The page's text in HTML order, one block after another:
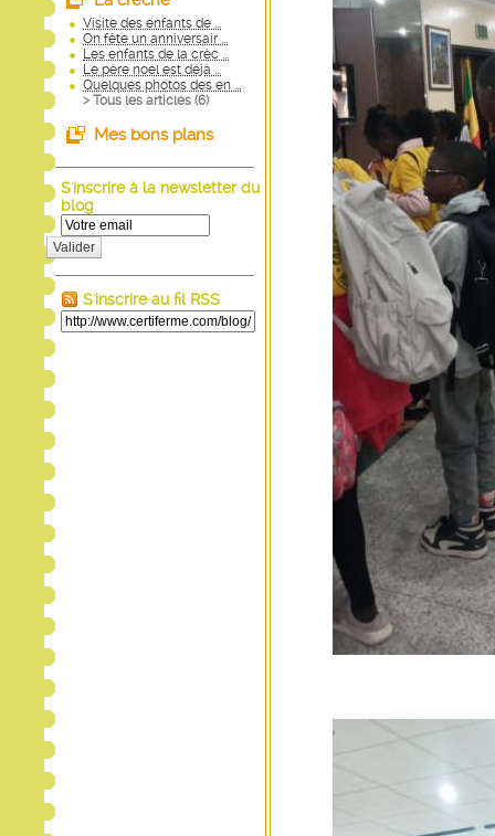
Visite des enfants de ...
On fête un anniversair ...
Les enfants de la crèc ...
Le père noel est déjà ...
Quelques photos des en ...
> Tous les articles (6)
Mes bons plans
S'inscrire à la newsletter du
blog
Valider
S'inscrire au fil RSS